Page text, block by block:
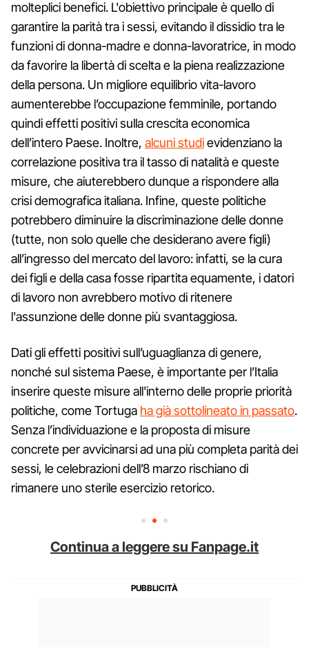
molteplici benefici. L'obiettivo principale è quello di
garantire la parità tra i sessi, evitando il dissidio tra le
funzioni di donna-madre e donna-lavoratrice, in modo
da favorire la libertà di scelta e la piena realizzazione
della persona. Un migliore equilibrio vita-lavoro
aumenterebbe l’occupazione femminile, portando
quindi effetti positivi sulla crescita economica
dell’intero Paese. Inoltre, alcuni studievidenziano la
correlazione positiva tra il tasso di natalità e queste
misure, che aiuterebbero dunque a rispondere alla
crisi demografica italiana. Infine, queste politiche
potrebbero diminuire la discriminazione delle donne
(tutte, non solo quelle che desiderano avere figli)
all’ingresso del mercato del lavoro: infatti, se la cura
dei figli e della casa fosse ripartita equamente, i datori
di lavoro non avrebbero motivo di ritenere
l'assunzione delle donne più svantaggiosa.
Dati gli effetti positivi sull’uguaglianza di genere,
nonché sul sistema Paese, è importante per l’Italia
inserire queste misure all'interno delle proprie priorità
politiche, come Tortuga ha già sottolineato in passato.
Senza l’individuazione e la proposta di misure
concrete per avvicinarsi ad una più completa parità dei
sessi, le celebrazioni dell’8 marzo rischiano di
rimanere uno sterile esercizio retorico.
Continua a leggere su Fanpage.it